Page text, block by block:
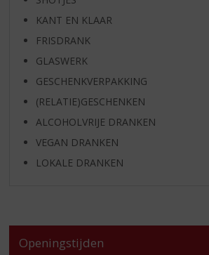
KANT EN KLAAR
FRISDRANK
GLASWERK
GESCHENKVERPAKKING
(RELATIE)GESCHENKEN
ALCOHOLVRIJE DRANKEN
VEGAN DRANKEN
LOKALE DRANKEN
Openingstijden